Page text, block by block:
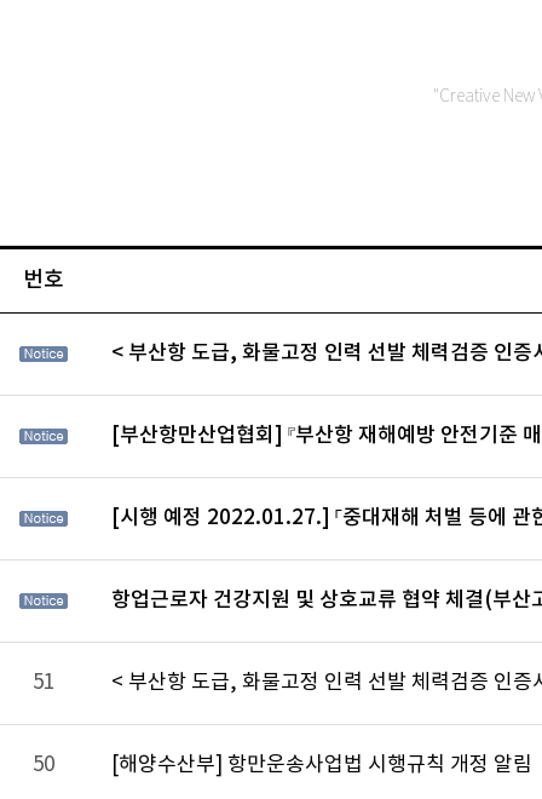
"Creative
번호
< 부산항 도급, 화물고정 인력 선발 체력검증 인증
[부산항만산업협회] 『부산항 재해예방 안전기준
[시행 예정 2022.01.27.] 「중대재해 처벌 등에 관
항업근로자 건강지원 및 상호교류 협약 체결(부산
51 < 부산항 도급, 화물고정 인력 선발 체력검증 인증
50 [해양수산부] 항만운송사업법 시행규칙 개정 알림